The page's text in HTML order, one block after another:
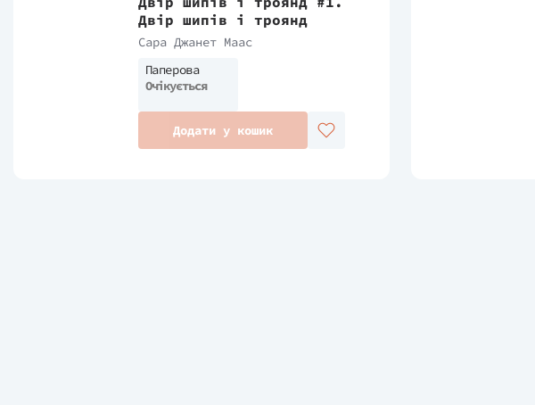
Двір шипів і троянд
Сара Джанет Маас
Паперова
Очікується
Додати у кошик